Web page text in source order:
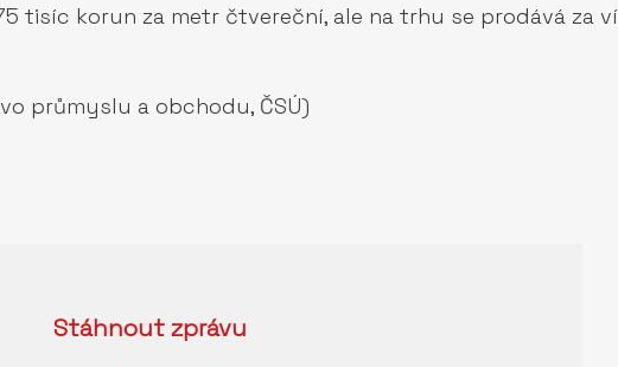
korun za metr čtvereční, ale na trhu se prodává za
průmyslu a obchodu, ČSÚ)
Stáhnoutzprávu